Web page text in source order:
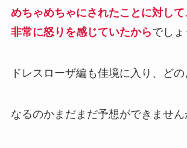
めちゃめちゃにされたことに対して
非常に怒りを感じていたからでしょ
ドレスローザ編も佳境に入り、ど
なるのかまだまだ予想ができません